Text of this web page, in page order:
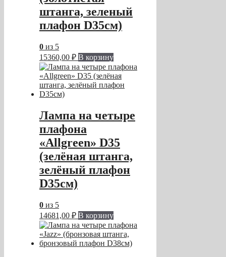
штанга, зеленый
плафон D35см)
0 из 5
15360,00 ₽ В корзину
Лампа на четыре
плафона
«Allgreen» D35
(зелёная штанга,
зелёный плафон
D35см)
0 из 5
14681,00 ₽ В корзину